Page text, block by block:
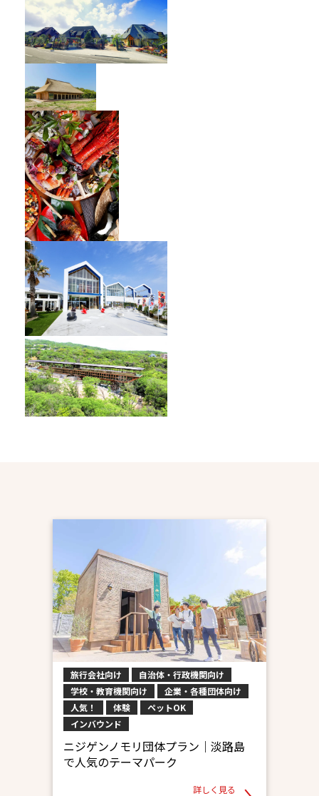
オーベルジュ フレンチの森
旅行会社向け
自治体・行政機関向け
学校・教育機関向け
企業・各種団体向け
人気！
体験
ペットOK
インバウンド
ニジゲンノモリ団体プラン｜淡路島
で人気のテーマパーク
詳しく見る